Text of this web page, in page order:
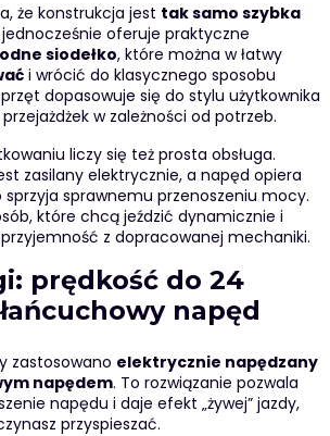
że konstrukcja jest tak samo szybka
jednocześnie oferuje praktyczne
siodełko, które można w łatwy
i wrócić do klasycznego sposobu
dopasowuje się do stylu użytkownika
w zależności od potrzeb.
liczy się też prosta obsługa.
zasilany elektrycznie, a napęd opiera
sprzyja sprawnemu przenoszeniu mocy.
które chcą jeździć dynamicznie i
z dopracowanej mechaniki.
prędkość do 24
napęd
zastosowano elektrycznie napędzany
napędem. To rozwiązanie pozwala
napędu i daje efekt „żywej” jazdy,
przyspieszać.